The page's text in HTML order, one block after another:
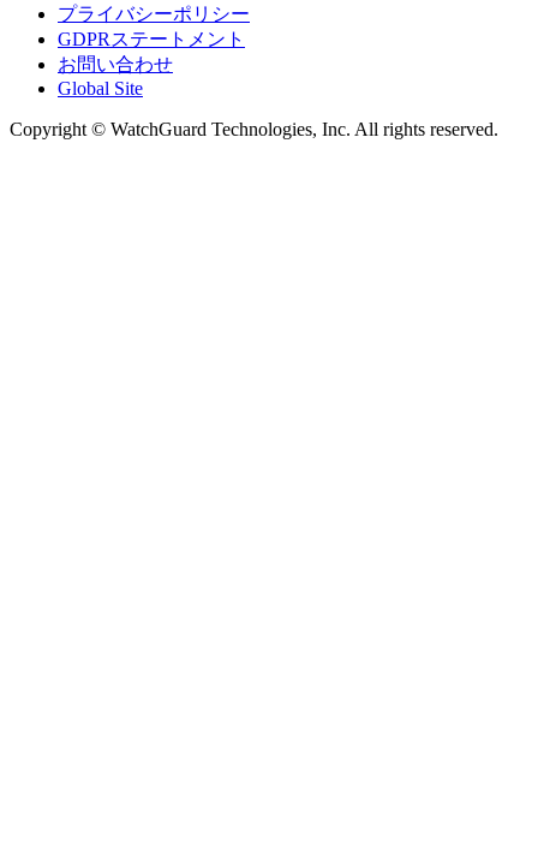
プライバシーポリシー
GDPRステートメント
お問い合わせ
Global Site
Copyright © WatchGuard Technologies, Inc. All rights reserved.